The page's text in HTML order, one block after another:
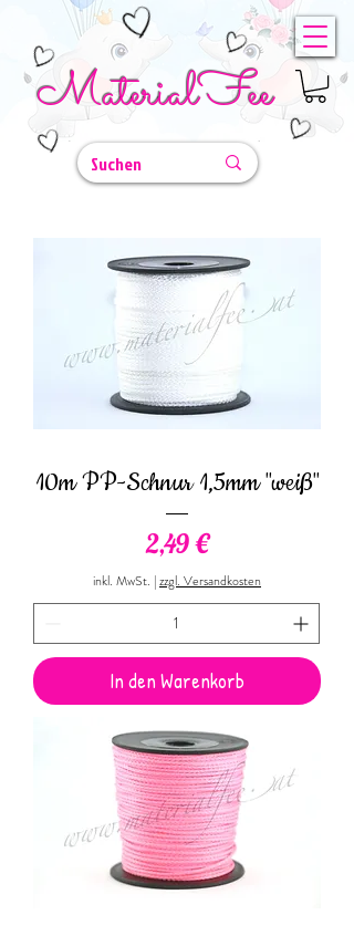
MaterialFee
10m PP-Schnur 1,5mm "weiß"
Preis
2,49 €
inkl. MwSt. |zzgl. Versandkosten
In den Warenkorb